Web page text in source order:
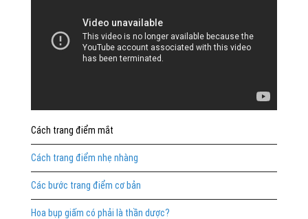
Cách trang điểm mắt
Cách trang điểm nhẹ nhàng
Các bước trang điểm cơ bản
Hoa bụp giấm có phải là thần dược?